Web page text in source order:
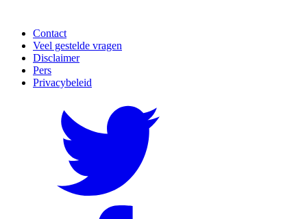
Contact
Veel gestelde vragen
Disclaimer
Pers
Privacybeleid